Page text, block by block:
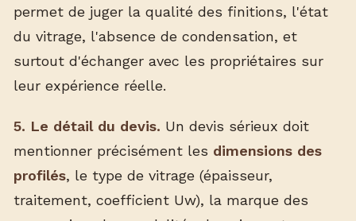
permet de juger la qualité des finitions, l'état
du vitrage, l'absence de condensation, et
surtout d'échanger avec les propriétaires sur
leur expérience réelle.
5. Le détail du devis. Un devis sérieux doit
mentionner précisément les dimensions des
profilés, le type de vitrage (épaisseur,
traitement, coefficient Uw), la marque des